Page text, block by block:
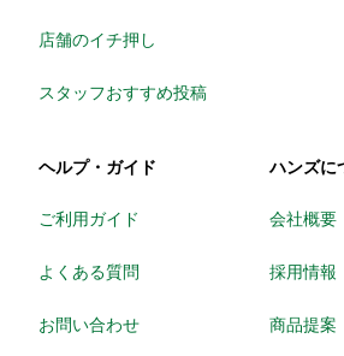
店舗のイチ押し
スタッフおすすめ投稿
ヘルプ・ガイド
ご利用ガイド
よくある質問
お問い合わせ
ハンズに
会社概要
採用情報
商品提案